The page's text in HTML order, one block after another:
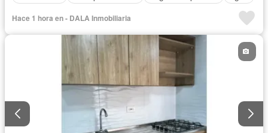
Hace 1 hora en - DALA Inmobiliaria